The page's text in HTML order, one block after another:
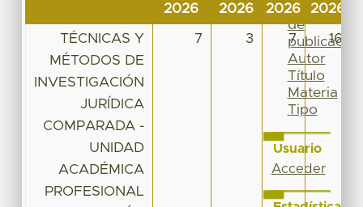
2026
2026
2026
2026
TÉCNICAS Y
MÉTODOS DE
INVESTIGACIÓN
JURÍDICA
COMPARADA -
UNIDAD
ACADÉMICA
PROFESIONAL
7 3 7 16
Fecha
de
publicación
Autor
Título
Materia
Tipo
Usuario
Acceder